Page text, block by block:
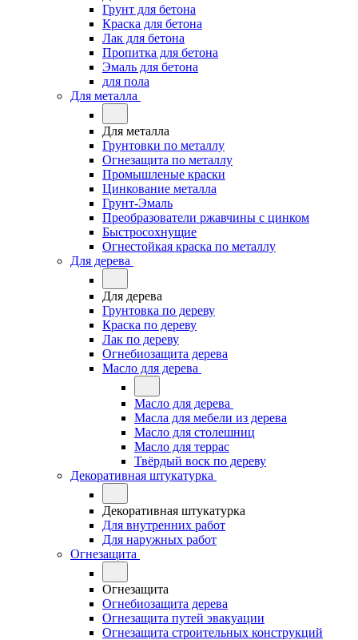
Грунт для бетона
Краска для бетона
Лак для бетона
Пропитка для бетона
Эмаль для бетона
для пола
Для металла
Для металла
Грунтовки по металлу
Огнезащита по металлу
Промышленые краски
Цинкование металла
Грунт-Эмаль
Преобразователи ржавчины с цинком
Быстросохнущие
Огнестойкая краска по металлу
Для дерева
Для дерева
Грунтовка по дереву
Краска по дереву
Лак по дереву
Огнебиозащита дерева
Масло для дерева
Масло для дерева
Масла для мебели из дерева
Масло для столешниц
Масло для террас
Твёрдый воск по дереву
Декоративная штукатурка
Декоративная штукатурка
Для внутренних работ
Для наружных работ
Огнезащита
Огнезащита
Огнебиозащита дерева
Огнезащита путей эвакуации
Огнезащита строительных конструкций